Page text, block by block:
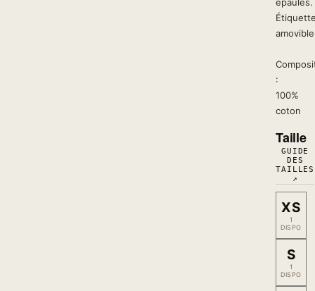
:
100%
coton
Taille
GUIDE
DES
TAILLES
↗
XS
1
DISPO
S
1
DISPO